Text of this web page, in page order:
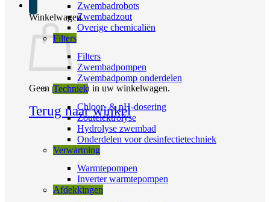
Winkelwagen
Geen producten in uw winkelwagen.
Terug naar winkel
Zwembadrobots
Zwembadzout
Overige chemicaliën
Filters
Filters
Zwembadpompen
Zwembadpomp onderdelen
Techniek
Chloor- & pH-dosering
Zoutelektrolyse
Hydrolyse zwembad
Onderdelen voor desinfectietechniek
Verwarming
Warmtepompen
Inverter warmtepompen
Afdekkingen